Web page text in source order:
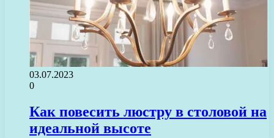
03.07.2023
0
Как повесить люстру в столовой на
идеальной высоте